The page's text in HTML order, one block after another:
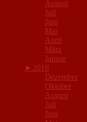
August
Juli
Juni
Mai
April
März
Januar
► 2016
Dezember
Oktober
August
Juli
Juni